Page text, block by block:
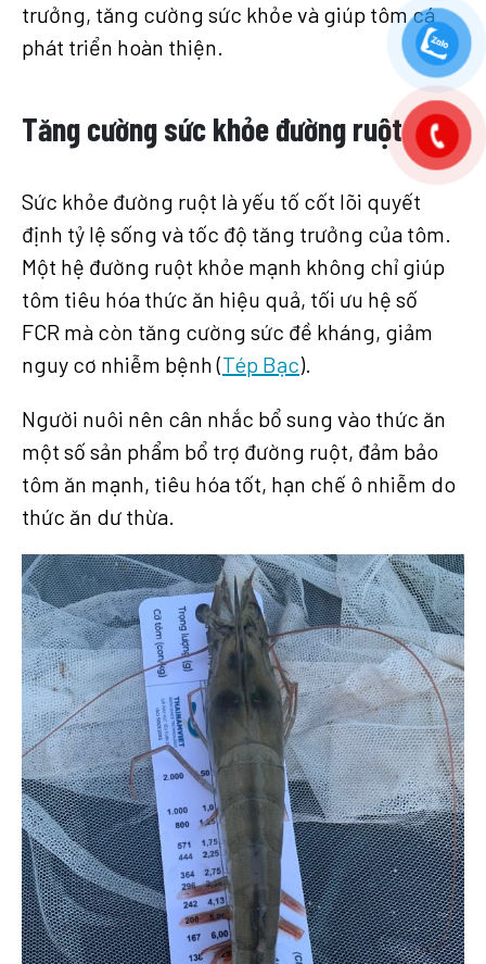
trưởng, tăng cường sức khỏe và giúp tôm cá
phát triển hoàn thiện.
Tăng cường sức khỏe đường ruột
Sức khỏe đường ruột là yếu tố cốt lõi quyết
định tỷ lệ sống và tốc độ tăng trưởng của tôm.
Một hệ đường ruột khỏe mạnh không chỉ giúp
tôm tiêu hóa thức ăn hiệu quả, tối ưu hệ số
FCR mà còn tăng cường sức đề kháng, giảm
nguy cơ nhiễm bệnh (Tép Bạc).
Người nuôi nên cân nhắc bổ sung vào thức ăn
một số sản phẩm bổ trợ đường ruột, đảm bảo
tôm ăn mạnh, tiêu hóa tốt, hạn chế ô nhiễm do
thức ăn dư thừa.